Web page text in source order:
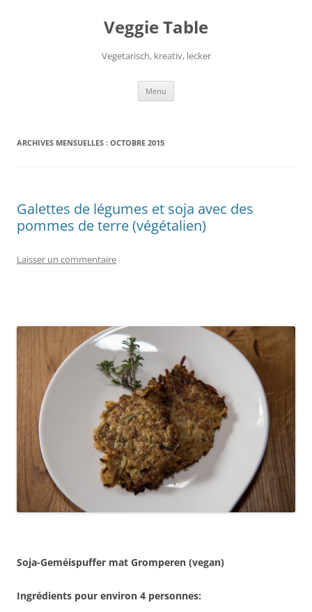
Veggie Table
Vegetarisch, kreativ, lecker
Menu
ARCHIVES MENSUELLES : OCTOBRE 2015
Galettes de légumes et soja avec des
pommes de terre (végétalien)
Laisser un commentaire
Soja-Geméispuffer mat Gromperen (vegan)
Ingrédients pour environ 4 personnes: